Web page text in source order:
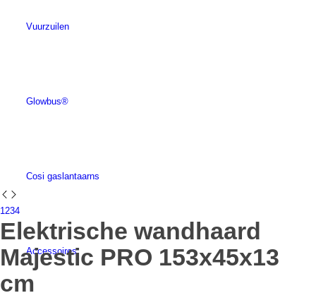
Vuurzuilen
Glowbus®
Cosi gaslantaarns
Accessoires
1234
Elektrische wandhaard
Majestic PRO 153x45x13
cm